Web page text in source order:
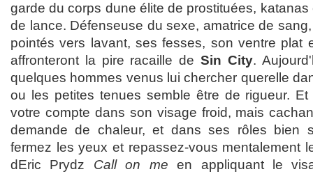
garde du corps dune élite de prostituées,
de lance. Défenseuse du sexe, amatrice de
pointés vers lavant, ses fesses, son ventre plat
affronteront la pire racaille deSin City.
quelques hommes venus lui chercher querelle
ou les petites tenues semble être de rigueur.
votre compte dans son visage froid, mais
demande de chaleur, et dans ses rôles bien
fermez les yeux et repassez-vous mentalement
dEric Prydz Call on me en appliquant le